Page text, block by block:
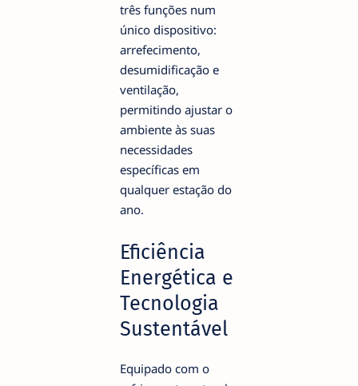
três funções num
único dispositivo:
arrefecimento,
desumidificação e
ventilação,
permitindo ajustar o
ambiente às suas
necessidades
específicas em
qualquer estação do
ano.
Eficiência
Energética e
Tecnologia
Sustentável
Equipado com o